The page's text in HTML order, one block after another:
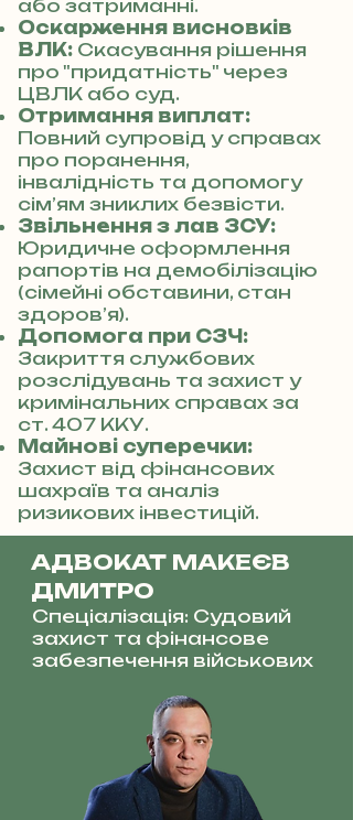
або затриманні.
Оскарження висновків
ВЛК: Скасування рішення
про "придатність" через
ЦВЛК або суд.
Отримання виплат:
Повний супровід у справах
про поранення,
інвалідність та допомогу
сім’ям зниклих безвісти.
Звільнення з лав ЗСУ:
Юридичне оформлення
рапортів на демобілізацію
(сімейні обставини, стан
здоров’я).
Допомога при СЗЧ:
Закриття службових
розслідувань та захист у
кримінальних справах за
ст. 407 ККУ.
Майнові суперечки:
Захист від фінансових
шахраїв та аналіз
ризикових інвестицій.
АДВОКАТ МАКЕЄВ
ДМИТРО
Спеціалізація: Судовий
захист та фінансове
забезпечення військових